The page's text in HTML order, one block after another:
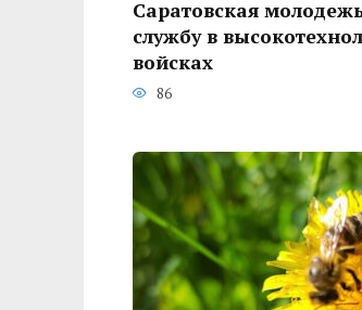
Саратовская
службу в
войсках
86